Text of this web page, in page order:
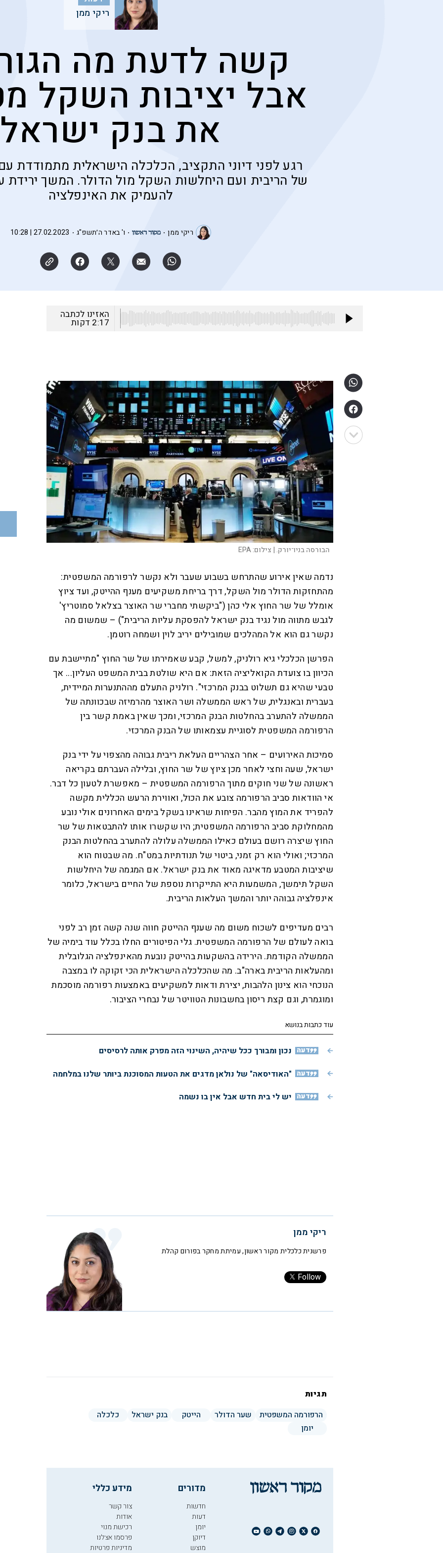
ריקי ממן
קשה לדעת מה
אבל יציבות השקל
את בנק ישראל
רגע לפני דיוני התקציב, הכלכלה הישראלית מתמודדת
של הריבית ועם היחלשות השקל מול הדולר. המשך ירידת
להעמיק את האינפלציה
ריקי ממן ו' באדר ה׳תשפ"ג 27.02.2023 | 10:28
האזינו לכתבה
2:17 דקות
הבורסה בניו־יורק. | צילום:EPA
נדמה שאין אירוע שהתרחש בשבוע שעבר ולא נקשר לרפורמה המשפטית:
מהתחזקות הדולר מול השקל, דרך בריחת משקיעים מענף ההייטק, ועד ציוץ
אומלל של שר החוץ אלי כהן ("ביקשתי מחברי שר האוצר בצלאל סמוטריץ'
לגבש מתווה מול נגיד בנק ישראל להפסקת עליות הריבית") – שמשום מה
נקשר גם הוא אל המהלכים שמובילים יריב לוין ושמחה רוטמן.
הפרשן הכלכלי גיא רולניק, למשל, קבע שאמירתו של שר החוץ "מתיישבת עם
הכיוון בו צועדת הקואליציה הזאת: אם היא שולטת בבית המשפט העליון... אך
טבעי שהיא גם תשלוט בבנק המרכזי". רולניק התעלם מההתנערות המיידית,
בעברית ובאנגלית, של ראש הממשלה ושר האוצר מהרמיזה שבכוונתה של
הממשלה להתערב בהחלטות הבנק המרכזי, ומכך שאין באמת קשר בין
הרפורמה המשפטית לסוגיית עצמאותו של הבנק המרכזי.
סמיכות האירועים – אחר הצהריים העלאת ריבית גבוהה מהצפוי על ידי בנק
ישראל, שעה וחצי לאחר מכן ציוץ של שר החוץ, ובלילה העברתם בקריאה
ראשונה של שני חוקים מתוך הרפורמה המשפטית – מאפשרת לטעון כל דבר.
אי הוודאות סביב הרפורמה צובע את הכול, ואווירת הרעש הכללית מקשה
להפריד את המוץ מהבר. הפיחות שראינו בשקל בימים האחרונים אולי נובע
מהמחלוקת סביב הרפורמה המשפטית; היו שקשרו אותו להתבטאות של שר
החוץ שיצרה רושם בעולם כאילו הממשלה עלולה להתערב בהחלטות הבנק
המרכזי; ואולי הוא רק זמני, ביטוי של תנודתיות במט"ח. מה שבטוח הוא
שיציבות המטבע מדאיגה מאוד את בנק ישראל. אם המגמה של היחלשות
השקל תימשך, המשמעות היא התייקרות נוספת של החיים בישראל, כלומר
אינפלציה גבוהה יותר והמשך העלאות הריבית.
רבים מעדיפים לשכוח משום מה שענף ההייטק חווה שנה קשה זמן רב לפני
בואה לעולם של הרפורמה המשפטית. גלי הפיטורים החלו בכלל עוד בימיה של
הממשלה הקודמת. הירידה בהשקעות בהייטק נובעת מהאינפלציה הגלובלית
ומהעלאות הריבית בארה"ב. מה שהכלכלה הישראלית הכי זקוקה לו במצבה
הנוכחי הוא צינון הלהבות, יצירת ודאות למשקיעים באמצעות רפורמה מוסכמת
ומוגמרת, וגם קצת ריסון בחשבונות הטוויטר של נבחרי הציבור.
עוד כתבות בנושא
דעה נכון ומבורך ככל שיהיה, השינוי הזה מפרק אותה לרסיסים
דעה "האודיסאה" של נולאן מדגים את הטעות המסוכנת ביותר שלנו במלחמה
דעה יש לי בית חדש אבל אין בו נשמה
ריקי ממן
פרשנית כלכלית מקור ראשון, עמיתת מחקר בפורום קהלת
Follow
תגיות
הרפורמה המשפטית
שער הדולר הייטק בנק ישראל
כלכלה
יומן
מדורים
חדשות
דעות
יומן
דיוקן
מוצש
מידע כללי
צור קשר
אודות
רכישת מנוי
פרסמו אצלנו
מדיניות פרטיות